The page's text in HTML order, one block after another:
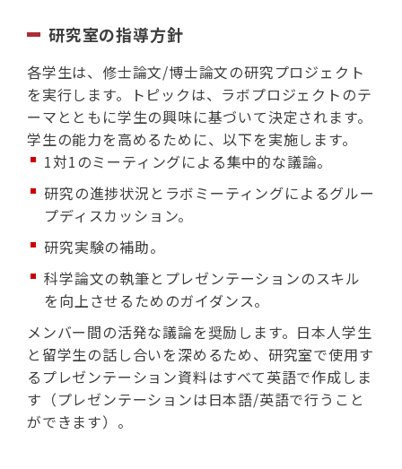
研究室の指導方針
各学生は、修士論文/博士論文の研究プロジェクト
を実行します。トピックは、ラボプロジェクトのテ
ーマとともに学生の興味に基づいて決定されます。
学生の能力を高めるために、以下を実施します。
1対1のミーティングによる集中的な議論。
研究の進捗状況とラボミーティングによるグルー
プディスカッション。
研究実験の補助。
科学論文の執筆とプレゼンテーションのスキル
を向上させるためのガイダンス。
メンバー間の活発な議論を奨励します。日本人学生
と留学生の話し合いを深めるため、研究室で使用す
るプレゼンテーション資料はすべて英語で作成しま
す（プレゼンテーションは日本語/英語で行うこと
ができます）。